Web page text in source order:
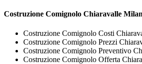
Costruzione Comignolo Chiaravalle
Costruzione Comignolo Costi
Costruzione Comignolo Prezzi
Costruzione Comignolo Preventivo
Costruzione Comignolo Offerta